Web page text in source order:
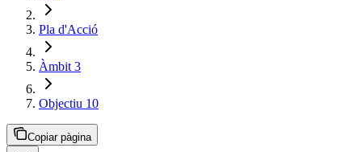
Pla d'Acció
Àmbit 3
Objectiu 10
Copiar pàgina